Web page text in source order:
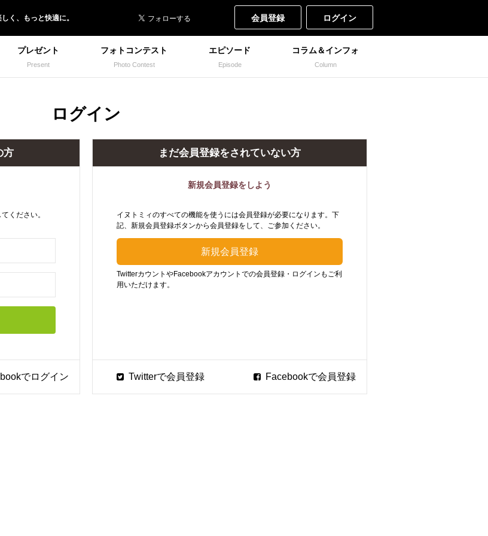
く、 もっと快適に。 会員登録 ログイン
プレゼント
Present
フォトコンテスト
Photo Contest
エピソード
Episode
コラム＆インフォ
Column
ログイン
方
ください。
まだ会員登録をされていない方
新規会員登録をしよう
イヌトミィのすべての機能を使うには会員登録が必要になります。下
記、新規会員登録ボタンから会員登録をして、ご参加ください。
TwitterカウントやFacebookアカウントでの会員登録・ログインもご利
用いただけます。